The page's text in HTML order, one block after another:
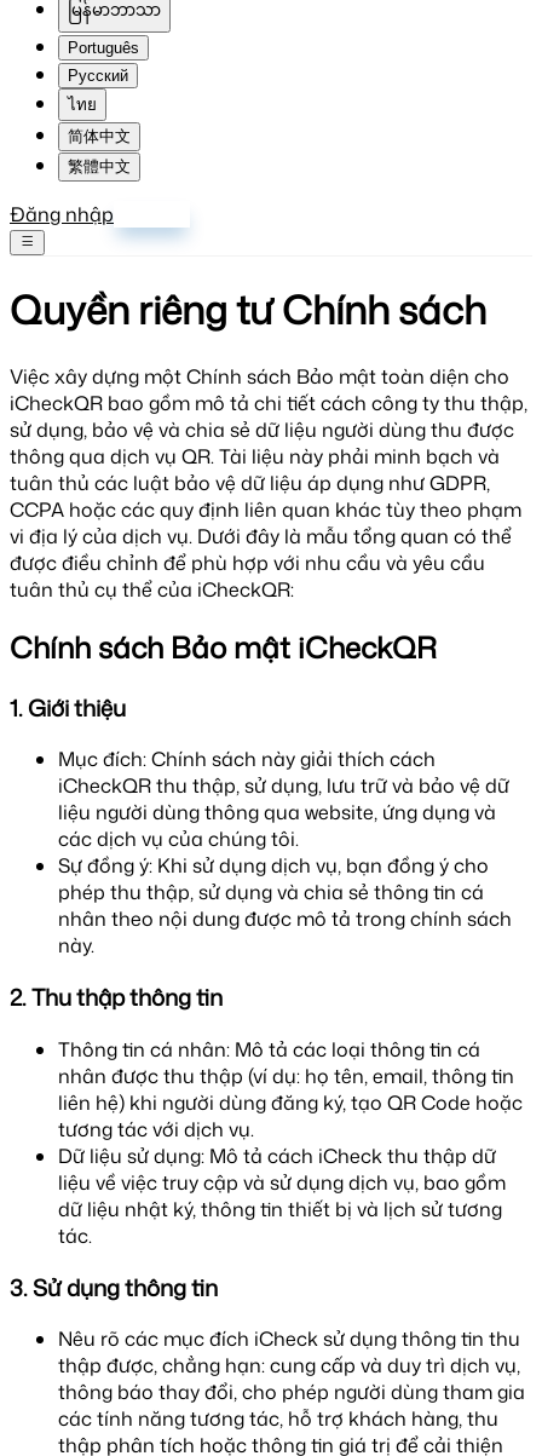
မြန်မာဘာသာ
Português
Русский
ไทย
简体中文
繁體中文
Đăng nhập
Quyền riêng tưChính sách
Việc xây dựng một Chính sách Bảo mật toàn diện cho
iCheckQR bao gồm mô tả chi tiết cách công ty thu thập,
sử dụng, bảo vệ và chia sẻ dữ liệu người dùng thu được
thông qua dịch vụ QR. Tài liệu này phải minh bạch và
tuân thủ các luật bảo vệ dữ liệu áp dụng như GDPR,
CCPA hoặc các quy định liên quan khác tùy theo phạm
vi địa lý của dịch vụ. Dưới đây là mẫu tổng quan có thể
được điều chỉnh để phù hợp với nhu cầu và yêu cầu
tuân thủ cụ thể của iCheckQR:
Chính sách Bảo mật iCheckQR
1. Giới thiệu
Mục đích: Chính sách này giải thích cách
iCheckQR thu thập, sử dụng, lưu trữ và bảo vệ dữ
liệu người dùng thông qua website, ứng dụng và
các dịch vụ của chúng tôi.
Sự đồng ý: Khi sử dụng dịch vụ, bạn đồng ý cho
phép thu thập, sử dụng và chia sẻ thông tin cá
nhân theo nội dung được mô tả trong chính sách
này.
2. Thu thập thông tin
Thông tin cá nhân: Mô tả các loại thông tin cá
nhân được thu thập (ví dụ: họ tên, email, thông tin
liên hệ) khi người dùng đăng ký, tạo QR Code hoặc
tương tác với dịch vụ.
Dữ liệu sử dụng: Mô tả cách iCheck thu thập dữ
liệu về việc truy cập và sử dụng dịch vụ, bao gồm
dữ liệu nhật ký, thông tin thiết bị và lịch sử tương
tác.
3. Sử dụng thông tin
Nêu rõ các mục đích iCheck sử dụng thông tin thu
thập được, chẳng hạn: cung cấp và duy trì dịch vụ,
thông báo thay đổi, cho phép người dùng tham gia
các tính năng tương tác, hỗ trợ khách hàng, thu
thập phân tích hoặc thông tin giá trị để cải thiện